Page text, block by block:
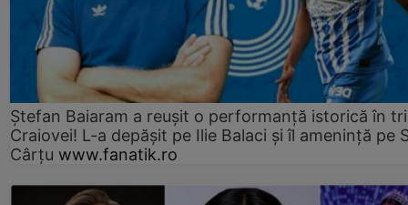
Ștefan Baiaram a reușit o performanță istorică în
Craiovei! L-a depășit pe Ilie Balaci și îl amenință pe
Cârțu www.fanatik.ro